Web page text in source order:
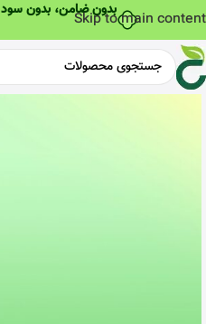
بدون ضامن، بدون سودSkip to main content